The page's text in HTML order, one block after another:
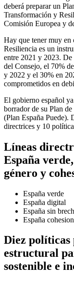
deberá preparar un
Transformación y
Comisión Europea y
Hay que tener muy en
Resiliencia es un
entre 2021 y 2023. De
del Consejo, el 70%
y 2022 y el 30% en
comprometidos en
El gobierno español
borrador de su Plan
(Plan España Puede).
directrices y 10
Líneas
España
género y
España verde
España digital
España sin
España
Diez políticas
estructural
sostenible e